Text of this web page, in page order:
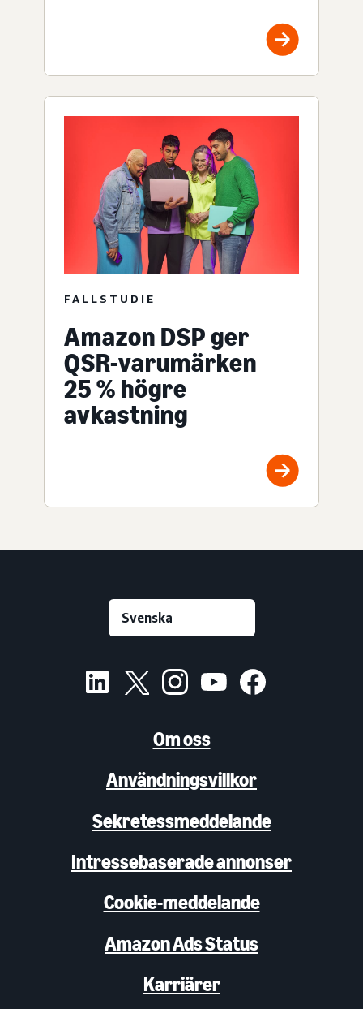
FALLSTUDIE
Amazon DSP ger
QSR-varumärken
25 % högre
avkastning
Om oss
Användningsvillkor
Sekretessmeddelande
Intressebaserade annonser
Cookie-meddelande
Amazon Ads Status
Karriärer